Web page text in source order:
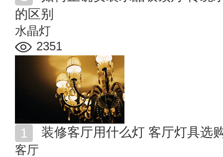
的区别
水晶灯
2351
装修客厅用什么灯 客厅灯具选
客厅